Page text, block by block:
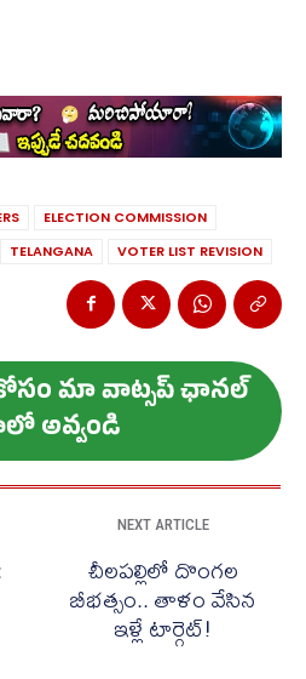
ELECTION COMMISSION
TELANGANA VOTER LIST REVISION
కోసం మా వాట్స‌ప్ ఛాన‌ల్
అవ్వండి
NEXT ARTICLE
చీలపల్లిలో దొంగల
బీభత్సం.. తాళం వేసిన
ఇళ్లే టార్గెట్!